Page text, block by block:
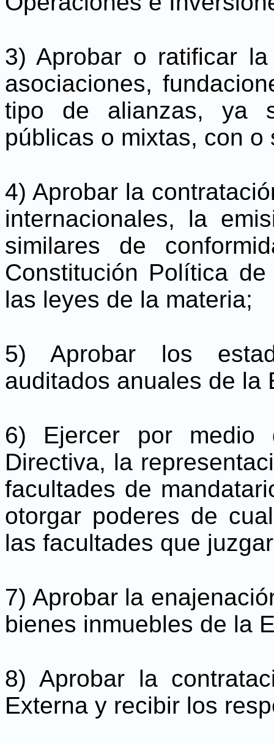
3) Aprobar o ratificar
asociaciones,
tipo de alianzas, ya
públicas o mixtas, con o
4) Aprobar la
internacionales, la
similares de
Constitución Política
las leyes de la materia;
5) Aprobar los
auditados anuales de la
6) Ejercer por medio
Directiva, la
facultades de
otorgar poderes de
las facultades que
7) Aprobar la
bienes inmuebles de la
8) Aprobar la
Externa y recibir los